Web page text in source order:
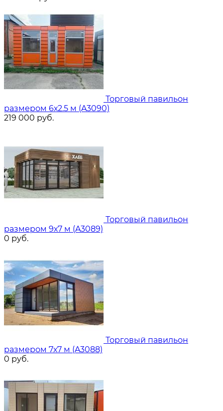
Торговый павильон
размером 6х2.5 м (A3090)
219 000 руб.
Торговый павильон
размером 9х7 м (A3089)
0 руб.
Торговый павильон
размером 7х7 м (A3088)
0 руб.